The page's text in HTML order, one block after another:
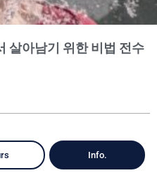
살아남기 위한 비법 전수
Info.